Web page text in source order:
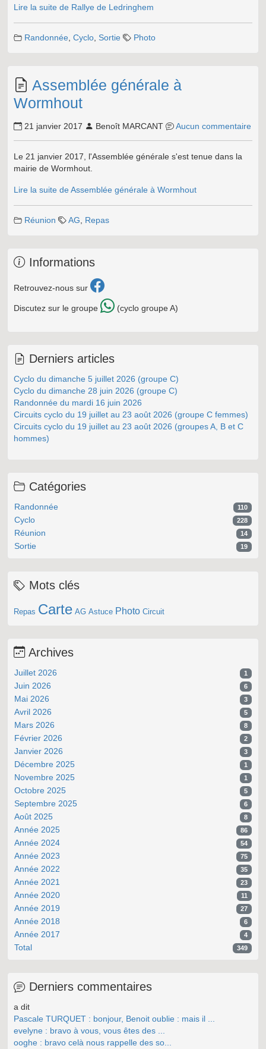
Lire la suite de Rallye de Ledringhem
Randonnée Cyclo Sortie Photo
Assemblée générale à
Wormhout
21 janvier 2017 Benoît MARCANT Aucun commentaire
Le 21 janvier 2017, l'Assemblée générale s'est tenue dans la
mairie de Wormhout.
Lire la suite de Assemblée générale à Wormhout
Réunion AG Repas
Informations
Retrouvez-nous sur
Discutez sur le groupe (cyclo groupe A)
Derniers articles
Cyclo du dimanche 5 juillet 2026 (groupe C)
Cyclo du dimanche 28 juin 2026 (groupe C)
Randonnée du mardi 16 juin 2026
Circuits cyclo du 19 juillet au 23 août 2026 (groupe C femmes)
Circuits cyclo du 19 juillet au 23 août 2026 (groupes A, B et C
hommes)
Catégories
Randonnée 110
Cyclo 228
Réunion 14
Sortie 19
Mots clés
Repas Carte AG Astuce Photo Circuit
Archives
Juillet 2026 1
Juin 2026 6
Mai 2026 3
Avril 2026 5
Mars 2026 8
Février 2026 2
Janvier 2026 3
Décembre 2025 1
Novembre 2025 1
Octobre 2025 5
Septembre 2025 6
Août 2025 8
Année 2025 86
Année 2024 54
Année 2023 75
Année 2022 35
Année 2021 23
Année 2020 11
Année 2019 27
Année 2018 6
Année 2017 4
Total 349
Derniers commentaires
a dit
Pascale TURQUET : bonjour, Benoit oublie : mais il ...
evelyne : bravo à vous, vous êtes des ...
ooghe : bravo celà nous rappelle des so...